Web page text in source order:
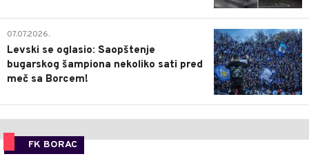
1
07.07.2026.
Levski se oglasio: Saopštenje
bugarskog šampiona nekoliko sati pred
meč sa Borcem!
FK BORAC